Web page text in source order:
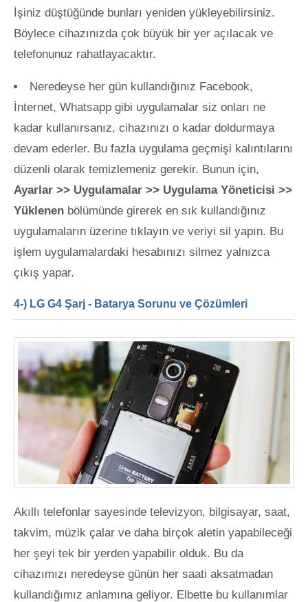
İşiniz düştüğünde bunları yeniden yükleyebilirsiniz.
Böylece cihazınızda çok büyük bir yer açılacak ve
telefonunuz rahatlayacaktır.
Neredeyse her gün kullandığınız Facebook,
İnternet, Whatsapp gibi uygulamalar siz onları ne
kadar kullanırsanız, cihazınızı o kadar doldurmaya
devam ederler. Bu fazla uygulama geçmişi kalıntılarını
düzenli olarak temizlemeniz gerekir. Bunun için,
Ayarlar >> Uygulamalar >> Uygulama Yöneticisi >>
Yüklenen bölümünde girerek en sık kullandığınız
uygulamaların üzerine tıklayın ve veriyi sil yapın. Bu
işlem uygulamalardaki hesabınızı silmez yalnızca
çıkış yapar.
4-) LG G4 Şarj - Batarya Sorunu ve Çözümleri
Akıllı telefonlar sayesinde televizyon, bilgisayar, saat,
takvim, müzik çalar ve daha birçok aletin yapabileceği
her şeyi tek bir yerden yapabilir olduk. Bu da
cihazımızı neredeyse günün her saati aksatmadan
kullandığımız anlamına geliyor. Elbette bu kullanımlar